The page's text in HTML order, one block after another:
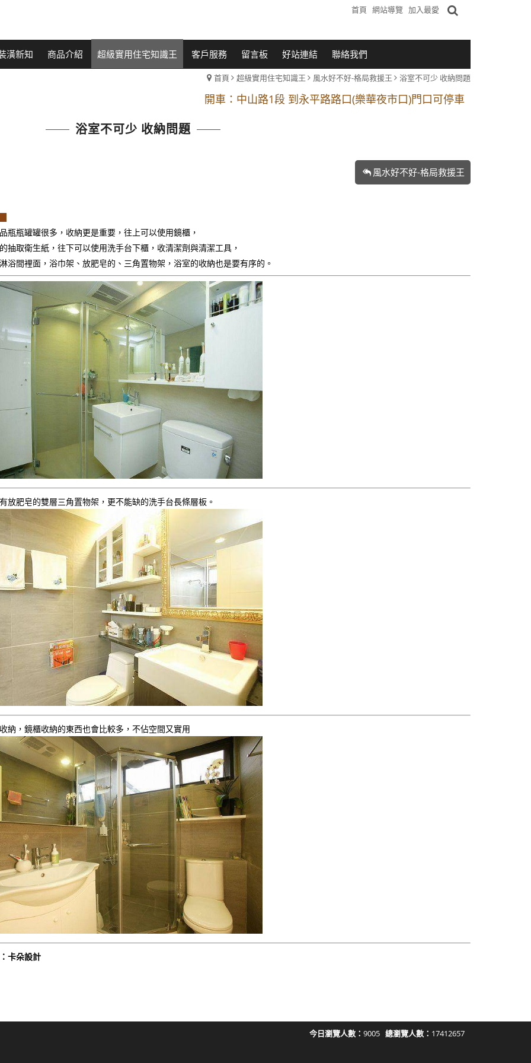
首頁 網站導覽 加入最愛
潢新知 商品介紹 超級實用住宅知識王 客戶服務 留言板 好站連結 聯絡我們
首頁 超級實用住宅知識王 風水好不好-格局救援王 浴室不可少 收納問題
開車：中山路1段 到永平路路口(樂華夜市口)門口可停車
原Line已滿 無法加Line好友 請親愛的客戶加入 LINE官方帳號@a0975005573
捷運： 中和線【頂溪站 2 號出口】往中山路1段139號約10分鐘
浴室不可少 收納問題
風水好不好-格局救援王
瓶瓶罐罐很多，收納更是重要，往上可以使用鏡櫃，
抽取衛生紙，往下可以使用洗手台下櫃，收清潔劑與清潔工具，
浴間裡面，浴巾架、放肥皂的、三角置物架，浴室的收納也是要有序的。
放肥皂的雙層三角置物架，更不能缺的洗手台長條層板。
納，鏡櫃收納的東西也會比較多，不佔空間又實用
卡朵設計
今日瀏覽人數： 9005 總瀏覽人數： 17412657